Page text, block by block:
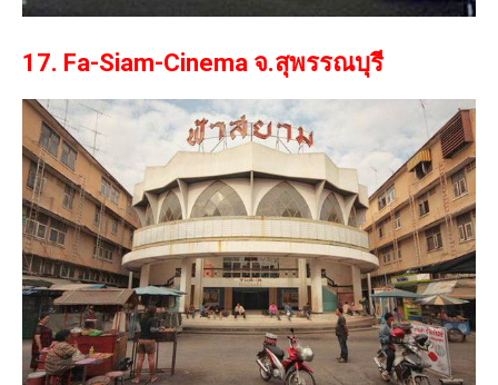
17. Fa-Siam-Cinema จ.สุพรรณบุรี